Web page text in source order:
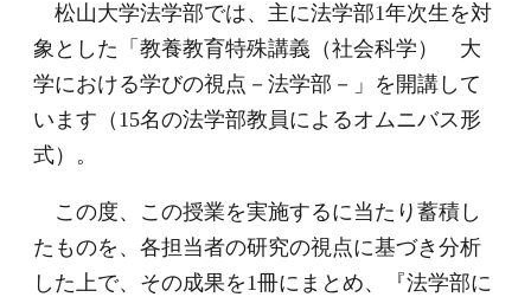
松山大学法学部では、主に法学部1年次生を対
象とした「教養教育特殊講義（社会科学） 大
学における学びの視点－法学部－」を開講して
います（15名の法学部教員によるオムニバス形
式）。
この度、この授業を実施するに当たり蓄積し
たものを、各担当者の研究の視点に基づき分析
した上で、その成果を1冊にまとめ、『法学部に